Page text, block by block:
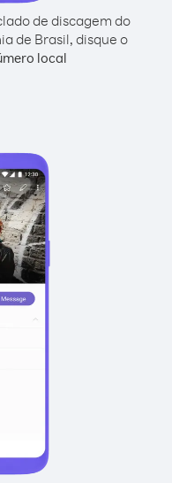
de discagem do
de Brasil, disque o
local